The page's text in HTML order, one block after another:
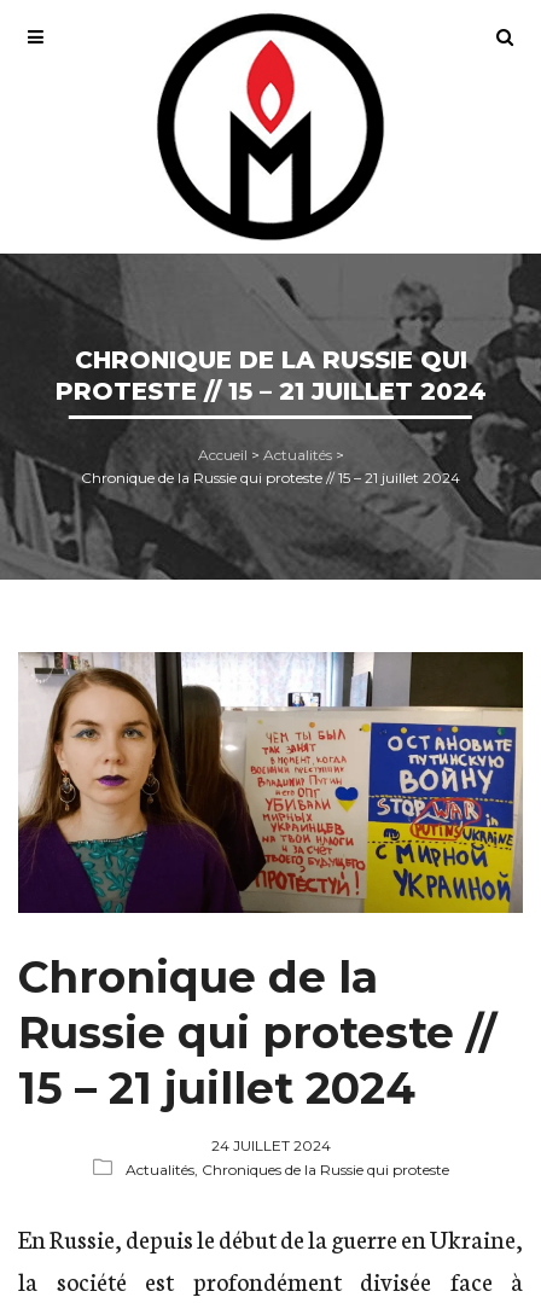
CHRONIQUE DE LA RUSSIE QUI
PROTESTE // 15 – 21 JUILLET 2024
Accueil > Actualités>
Chronique de la Russie qui proteste // 15 – 21 juillet 2024
Chronique de la
Russie qui proteste //
15 – 21 juillet 2024
24 JUILLET 2024
Actualités, Chroniques de la Russie qui proteste
En Russie, depuis le début de la guerre en Ukraine,
la société est profondément divisée face à